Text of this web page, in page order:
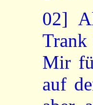
02]
Trank
Mir
auf